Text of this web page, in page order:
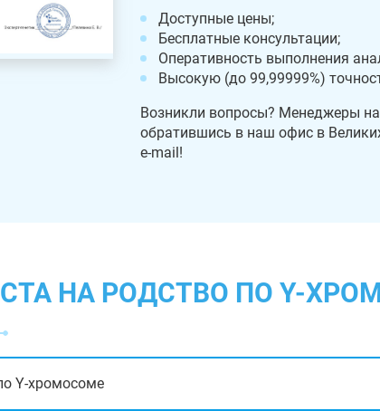
Доступные цены;
Бесплатные консультации;
Оперативность выполнения
Высокую (до 99,99999%)
Возникли вопросы? Менеджеры
обратившись в наш офис в
e-mail!
НА РОДСТВО ПО Y-
Y-хромосоме